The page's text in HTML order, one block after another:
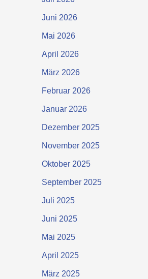
Juni 2026
Mai 2026
April 2026
März 2026
Februar 2026
Januar 2026
Dezember 2025
November 2025
Oktober 2025
September 2025
Juli 2025
Juni 2025
Mai 2025
April 2025
März 2025